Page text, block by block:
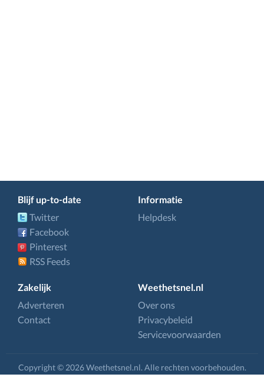
Blijf up-to-date
Twitter
Facebook
Pinterest
RSS Feeds
Informatie
Helpdesk
Zakelijk
Adverteren
Contact
Weethetsnel.nl
Over ons
Privacybeleid
Servicevoorwaarden
Copyright © 2026 Weethetsnel.nl. Alle rechten voorbehouden.